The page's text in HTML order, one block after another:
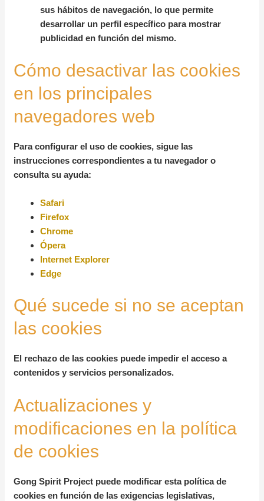
sus hábitos de navegación, lo que permite
desarrollar un perfil específico para mostrar
publicidad en función del mismo.
Cómo desactivar las cookies
en los principales
navegadores web
Para configurar el uso de cookies, sigue las
instrucciones correspondientes a tu navegador o
consulta su ayuda:
Safari
Firefox
Chrome
Ópera
Internet Explorer
Edge
Qué sucede si no se aceptan
las cookies
El rechazo de las cookies puede impedir el acceso a
contenidos y servicios personalizados.
Actualizaciones y
modificaciones en la política
de cookies
Gong Spirit Project puede modificar esta política de
cookies en función de las exigencias legislativas,